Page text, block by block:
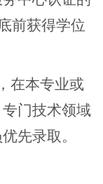
前获得学位
在本专业或
门技术领域
先录取。